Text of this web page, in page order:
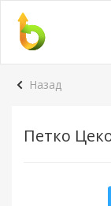
Назад
Петко